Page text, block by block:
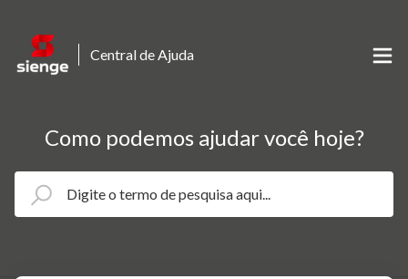
Central de Ajuda
Como podemos ajudar você hoje?